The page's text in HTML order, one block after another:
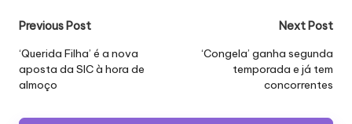
Post
navigation
Previous Post
‘Querida Filha’ é a nova
aposta da SIC à hora de
almoço
Next Post
‘Congela’ ganha segunda
temporada e já tem
concorrentes